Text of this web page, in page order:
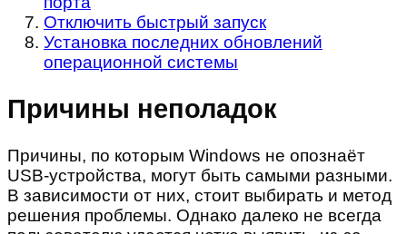
Отключить быстрый запуск
Установка последних обновлений
операционной системы
Причины неполадок
Причины, по которым Windows не опознаёт
USB-устройства, могут быть самыми разными.
В зависимости от них, стоит выбирать и метод
решения проблемы. Однако далеко не всегда